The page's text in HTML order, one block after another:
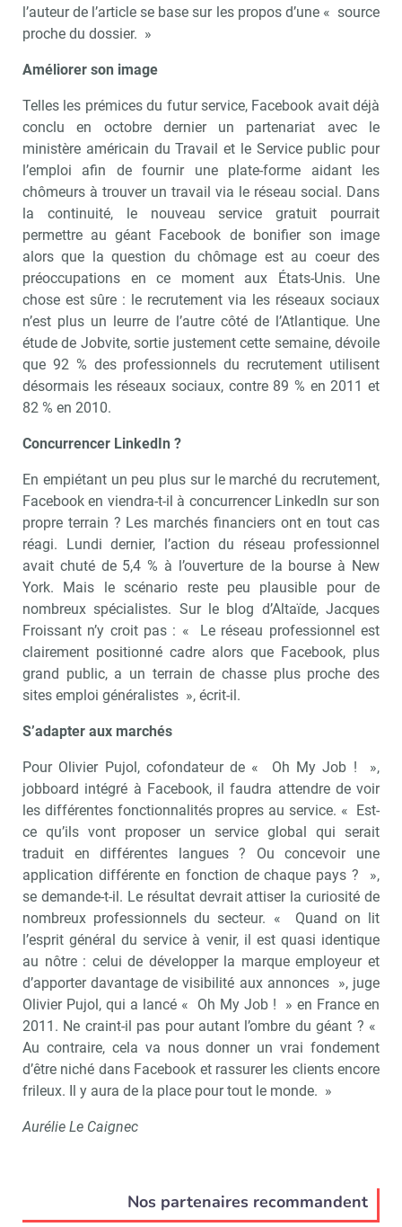
l’auteur de l’article se base sur les propos d’une « source
proche du dossier. »
Améliorer son image
Telles les prémices du futur service, Facebook avait déjà
conclu en octobre dernier un partenariat avec le
ministère américain du Travail et le Service public pour
l’emploi afin de fournir une plate-forme aidant les
chômeurs à trouver un travail via le réseau social. Dans
la continuité, le nouveau service gratuit pourrait
permettre au géant Facebook de bonifier son image
alors que la question du chômage est au coeur des
préoccupations en ce moment aux États-Unis. Une
chose est sûre : le recrutement via les réseaux sociaux
n’est plus un leurre de l’autre côté de l’Atlantique. Une
étude de Jobvite, sortie justement cette semaine, dévoile
que 92 % des professionnels du recrutement utilisent
désormais les réseaux sociaux, contre 89 % en 2011 et
82 % en 2010.
Concurrencer LinkedIn ?
En empiétant un peu plus sur le marché du recrutement,
Facebook en viendra-t-il à concurrencer LinkedIn sur son
propre terrain ? Les marchés financiers ont en tout cas
réagi. Lundi dernier, l’action du réseau professionnel
avait chuté de 5,4 % à l’ouverture de la bourse à New
York. Mais le scénario reste peu plausible pour de
nombreux spécialistes. Sur le blog d’Altaïde, Jacques
Froissant n’y croit pas : « Le réseau professionnel est
clairement positionné cadre alors que Facebook, plus
grand public, a un terrain de chasse plus proche des
sites emploi généralistes », écrit-il.
S’adapter aux marchés
Pour Olivier Pujol, cofondateur de « Oh My Job ! »,
jobboard intégré à Facebook, il faudra attendre de voir
les différentes fonctionnalités propres au service. « Est-
ce qu’ils vont proposer un service global qui serait
traduit en différentes langues ? Ou concevoir une
application différente en fonction de chaque pays ? »,
se demande-t-il. Le résultat devrait attiser la curiosité de
nombreux professionnels du secteur. « Quand on lit
l’esprit général du service à venir, il est quasi identique
au nôtre : celui de développer la marque employeur et
d’apporter davantage de visibilité aux annonces », juge
Olivier Pujol, qui a lancé « Oh My Job ! » en France en
2011. Ne craint-il pas pour autant l’ombre du géant ? «
Au contraire, cela va nous donner un vrai fondement
d’être niché dans Facebook et rassurer les clients encore
frileux. Il y aura de la place pour tout le monde. »
Aurélie Le Caignec
Nos partenaires recommandent
Recevoir RH Matin
Valider
Non merci, je reçois déjà
!
Je déciderai plus
tard